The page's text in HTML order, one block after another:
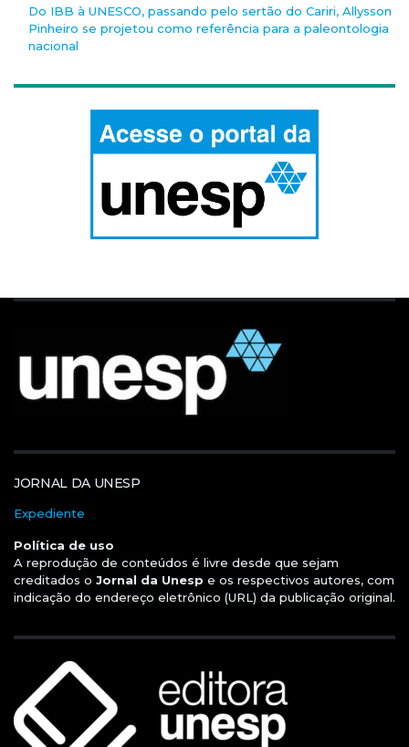
Do IBB à UNESCO, passando pelo sertão do Cariri, Allysson
Pinheiro se projetou como referência para a paleontologia
nacional
JORNAL DA UNESP
Expediente
Política de uso
A reprodução de conteúdos é livre desde que sejam
creditados o Jornal da Unesp e os respectivos autores, com
indicação do endereço eletrônico (URL) da publicação original.